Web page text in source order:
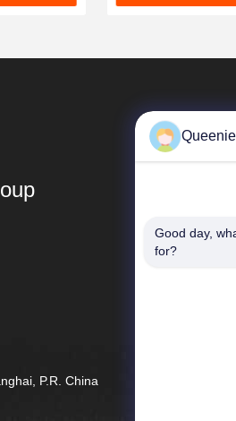
P.R. China
Queenie
Good day,
for?